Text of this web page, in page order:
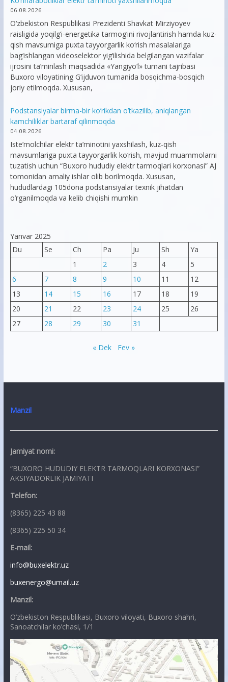
06.08.2026
O‘zbekiston Respublikasi Prezidenti Shavkat Mirziyoyev
raisligida yoqilg‘i-energetika tarmog‘ini rivojlantirish hamda kuz-
qish mavsumiga puxta tayyorgarlik ko‘rish masalalariga
bag‘ishlangan videoselektor yig‘ilishida belgilangan vazifalar
ijrosini ta’minlash maqsadida «Yangiyo‘l» tumani tajribasi
Buxoro viloyatining G‘ijduvon tumanida bosqichma-bosqich
joriy etilmoqda. Xususan,
Podstansiyalar birma-bir ko’rikdan o’tkazilib, aniqlangan
kamchiliklar bartaraf qilinmoqda
04.08.2026
Iste’molchilar elektr ta’minotini yaxshilash, kuz-qish
mavsumlariga puxta tayyorgarlik ko‘rish, mavjud muammolarni
tuzatish uchun “Buxoro hududiy elektr tarmoqlari korxonasi” AJ
tomonidan amaliy ishlar olib borilmoqda. Xususan,
hududlardagi 105dona podstansiyalar texnik jihatdan
o’rganilmoqda va kelib chiqishi mumkin
Yanvar 2025
Du
Se Ch Pa Ju Sh
Ya
1
2 3 4
5
6
7 8 9 10 11
12
13
14 15 16 17 18
19
20
21 22 23 24 25
26
27
28 29 30 31
« Dek Fev »
Manzil
Jamiyat nomi:
“BUXORO HUDUDIY ELEKTR TARMOQLARI KORXONASI”
AKSIYADORLIK JAMIYATI
Telefon:
(8365) 225 43 88
(8365) 225 50 34
E-mail:
info@buxelektr.uz
buxenergo@umail.uz
Manzil:
O’zbekiston Respublikasi, Buxoro viloyati, Buxoro shahri,
Sanoatchilar ko’chasi, 1/1